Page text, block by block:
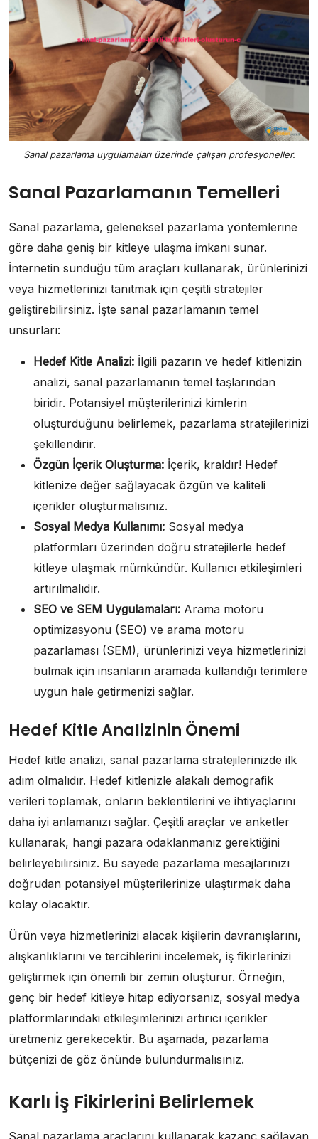
Sanal pazarlama uygulamaları üzerinde çalışan profesyoneller.
Sanal Pazarlamanın Temelleri
Sanal pazarlama, geleneksel pazarlama yöntemlerine
göre daha geniş bir kitleye ulaşma imkanı sunar.
İnternetin sunduğu tüm araçları kullanarak, ürünlerinizi
veya hizmetlerinizi tanıtmak için çeşitli stratejiler
geliştirebilirsiniz. İşte sanal pazarlamanın temel
unsurları:
Hedef Kitle Analizi: İlgili pazarın ve hedef kitlenizin
analizi, sanal pazarlamanın temel taşlarından
biridir. Potansiyel müşterilerinizi kimlerin
oluşturduğunu belirlemek, pazarlama stratejilerinizi
şekillendirir.
Özgün İçerik Oluşturma: İçerik, kraldır! Hedef
kitlenize değer sağlayacak özgün ve kaliteli
içerikler oluşturmalısınız.
Sosyal Medya Kullanımı: Sosyal medya
platformları üzerinden doğru stratejilerle hedef
kitleye ulaşmak mümkündür. Kullanıcı etkileşimleri
artırılmalıdır.
SEO ve SEM Uygulamaları: Arama motoru
optimizasyonu (SEO) ve arama motoru
pazarlaması (SEM), ürünlerinizi veya hizmetlerinizi
bulmak için insanların aramada kullandığı terimlere
uygun hale getirmenizi sağlar.
Hedef Kitle Analizinin Önemi
Hedef kitle analizi, sanal pazarlama stratejilerinizde ilk
adım olmalıdır. Hedef kitlenizle alakalı demografik
verileri toplamak, onların beklentilerini ve ihtiyaçlarını
daha iyi anlamanızı sağlar. Çeşitli araçlar ve anketler
kullanarak, hangi pazara odaklanmanız gerektiğini
belirleyebilirsiniz. Bu sayede pazarlama mesajlarınızı
doğrudan potansiyel müşterilerinize ulaştırmak daha
kolay olacaktır.
Ürün veya hizmetlerinizi alacak kişilerin davranışlarını,
alışkanlıklarını ve tercihlerini incelemek, iş fikirlerinizi
geliştirmek için önemli bir zemin oluşturur. Örneğin,
genç bir hedef kitleye hitap ediyorsanız, sosyal medya
platformlarındaki etkileşimlerinizi artırıcı içerikler
üretmeniz gerekecektir. Bu aşamada, pazarlama
bütçenizi de göz önünde bulundurmalısınız.
Karlı İş Fikirlerini Belirlemek
Sanal pazarlama araçlarını kullanarak kazanç sağlayan